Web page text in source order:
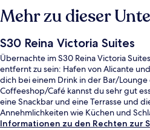
Mehr zu dieser
S30 Reina Victoria Suites
Übernachte im S30 Reina Victoria
entfernt zu sein: Hafen von Alicante
dich bei einem Drink in der Bar/
Coffeeshop/Café kannst du sehr gut
eine Snackbar und eine Terrasse und
Annehmlichkeiten wie Küchen und
Informationen zu den Rechten zur